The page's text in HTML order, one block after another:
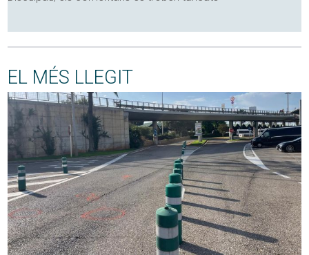
EL MÉS LLEGIT